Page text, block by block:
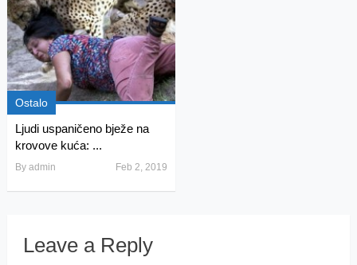
Ostalo
Ljudi uspaničeno bježe na
krovove kuća: ...
By admin Feb 2, 2019
Leave a Reply